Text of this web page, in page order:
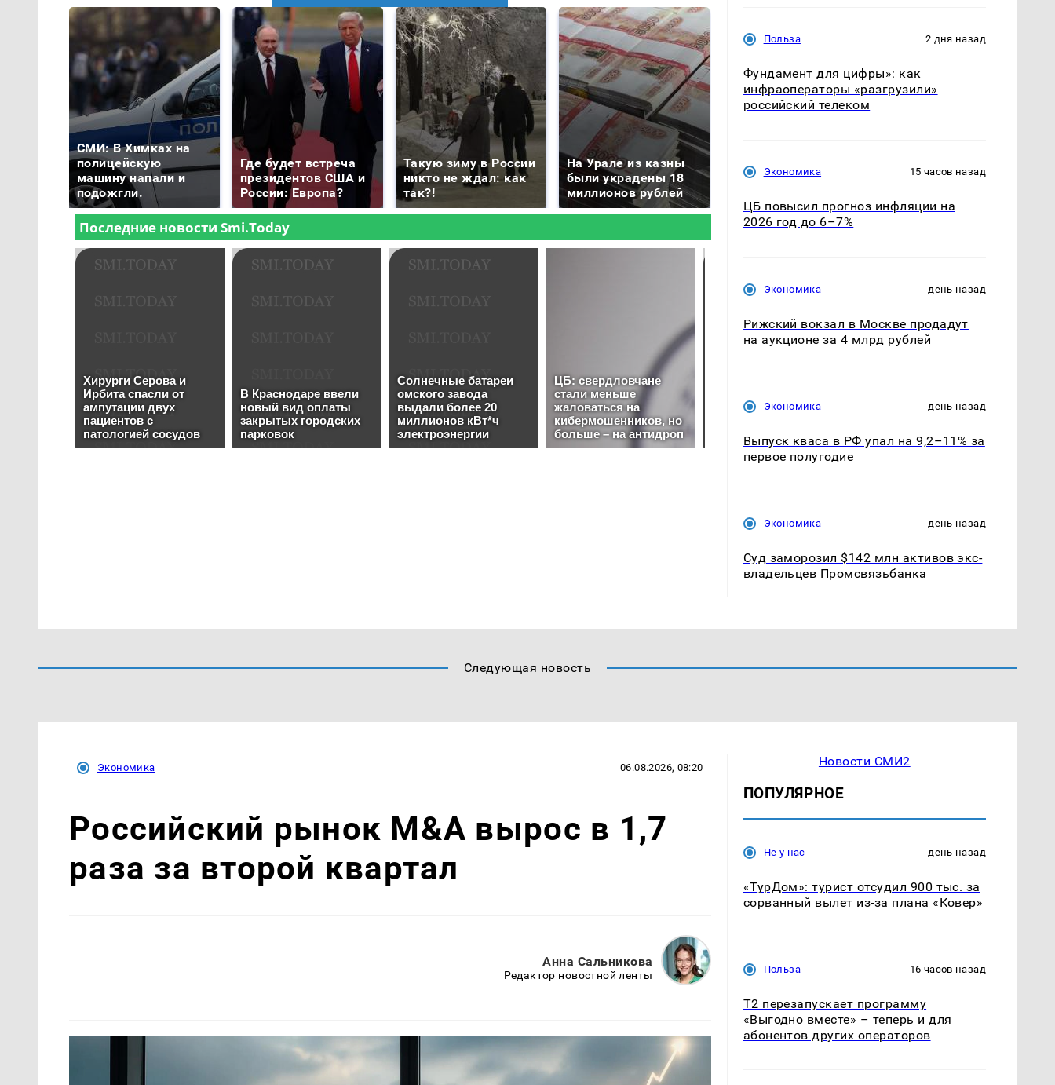
СМИ: В Химках на
полицейскую
машину напали и
подожгли.
Где будет встреча
президентов США и
России: Европа?
Такую зиму в России
никто не ждал: как
так?!
На Урале из казны
были украдены 18
миллионов рублей
Как выглядит место
крушение вертолета на
готовую еду из
Польза 2 дня назад
Фундамент для цифры»: как
инфраоператоры «разгрузили»
российский телеком
Экономика 15 часов назад
ЦБ повысил прогноз инфляции на
2026 год до 6–7%
Экономика день назад
Рижский вокзал в Москве продадут
на аукционе за 4 млрд рублей
Экономика день назад
Выпуск кваса в РФ упал на 9,2–11% за
первое полугодие
Экономика день назад
Суд заморозил $142 млн активов экс-
владельцев Промсвязьбанка
Следующая новость
Экономика 06.08.2026, 08:20
Российский рынок M&A вырос в 1,7
раза за второй квартал
Анна Сальникова
Редактор новостной ленты
Новости СМИ2
ПОПУЛЯРНОЕ
Не у нас день назад
«ТурДом»: турист отсудил 900 тыс. за
сорванный вылет из-за плана «Ковер»
Польза 16 часов назад
Т2 перезапускает программу
«Выгодно вместе» – теперь и для
абонентов других операторов